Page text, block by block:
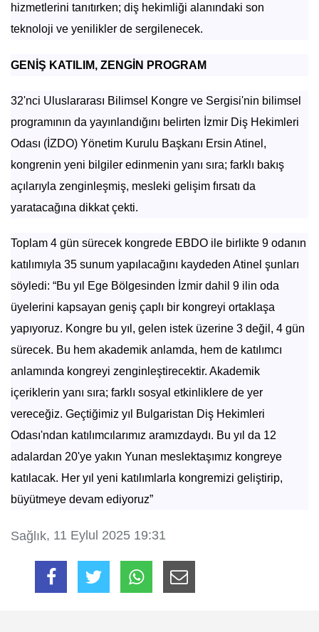
hizmetlerini tanıtırken; diş hekimliği alanındaki son
teknoloji ve yenilikler de sergilenecek.
GENİŞ KATILIM, ZENGİN PROGRAM
32'nci Uluslararası Bilimsel Kongre ve Sergisi'nin bilimsel
programının da yayınlandığını belirten İzmir Diş Hekimleri
Odası (İZDO) Yönetim Kurulu Başkanı Ersin Atinel,
kongrenin yeni bilgiler edinmenin yanı sıra; farklı bakış
açılarıyla zenginleşmiş, mesleki gelişim fırsatı da
yaratacağına dikkat çekti.
Toplam 4 gün sürecek kongrede EBDO ile birlikte 9 odanın
katılımıyla 35 sunum yapılacağını kaydeden Atinel şunları
söyledi: “Bu yıl Ege Bölgesinden İzmir dahil 9 ilin oda
üyelerini kapsayan geniş çaplı bir kongreyi ortaklaşa
yapıyoruz. Kongre bu yıl, gelen istek üzerine 3 değil, 4 gün
sürecek. Bu hem akademik anlamda, hem de katılımcı
anlamında kongreyi zenginleştirecektir. Akademik
içeriklerin yanı sıra; farklı sosyal etkinliklere de yer
vereceğiz. Geçtiğimiz yıl Bulgaristan Diş Hekimleri
Odası'ndan katılımcılarımız aramızdaydı. Bu yıl da 12
adalardan 20'ye yakın Yunan meslektaşımız kongreye
katılacak. Her yıl yeni katılımlarla kongremizi geliştirip,
büyütmeye devam ediyoruz”
Sağlık, 11 Eylul 2025 19:31